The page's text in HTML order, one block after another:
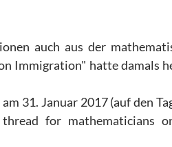
auch aus der
Immigration" hatte damals
31. Januar 2017 (auf den
for mathematicians